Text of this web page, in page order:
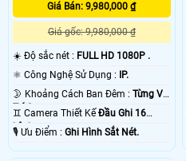
Giá Bán: 9,980,000 ₫
Giá gốc: 9,980,000 ₫
☀️ Độ sắc nét : FULL HD 1080P .
⚛️ Công Nghệ Sử Dụng :
IP.
🌛 Khoảng Cách Ban Đêm : Từng Vị
Trí Camera .
♊ Camera Thiết Kế Đầu Ghi 16
kênh.
️🎙 Ưu Điểm : Ghi Hình Sắt Nét.